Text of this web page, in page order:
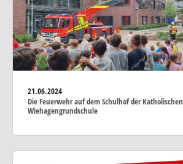
21.06.2024
Die Feuerwehr auf dem Schulhof der Katholischen
Wiehagengrundschule